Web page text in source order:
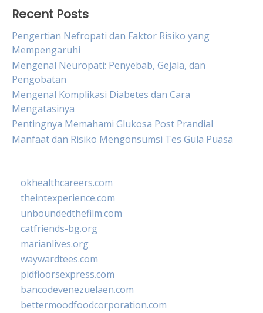
Recent Posts
Pengertian Nefropati dan Faktor Risiko yang
Mempengaruhi
Mengenal Neuropati: Penyebab, Gejala, dan
Pengobatan
Mengenal Komplikasi Diabetes dan Cara
Mengatasinya
Pentingnya Memahami Glukosa Post Prandial
Manfaat dan Risiko Mengonsumsi Tes Gula Puasa
okhealthcareers.com
theintexperience.com
unboundedthefilm.com
catfriends-bg.org
marianlives.org
waywardtees.com
pidfloorsexpress.com
bancodevenezuelaen.com
bettermoodfoodcorporation.com